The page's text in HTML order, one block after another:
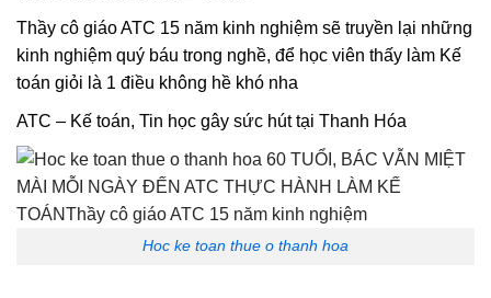
Thầy cô giáo ATC 15 năm kinh nghiệm sẽ truyền lại những
kinh nghiệm quý báu trong nghề, để học viên thấy làm Kế
toán giỏi là 1 điều không hề khó nha
ATC – Kế toán, Tin học gây sức hút tại Thanh Hóa
Hoc ke toan thue o thanh hoa